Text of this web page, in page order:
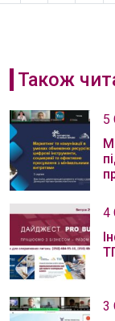
Також
5
4
3